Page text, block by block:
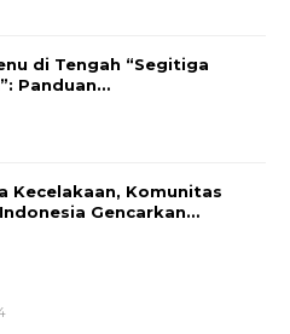
di Tengah “Segitiga
Panduan…
Kecelakaan, Komunitas
Gencarkan…